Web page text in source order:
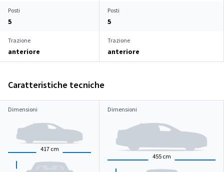
Posti
5
Posti
5
Trazione
anteriore
Trazione
anteriore
Caratteristiche tecniche
Dimensioni
417 cm
Dimensioni
455 cm